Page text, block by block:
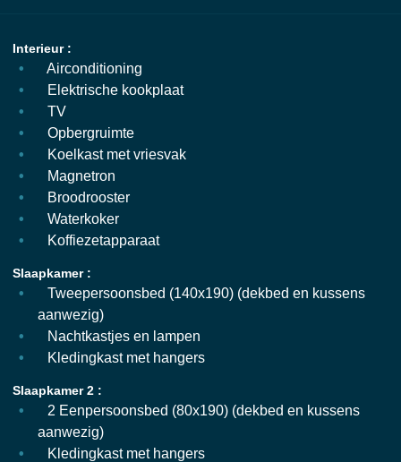
Interieur :
Airconditioning
Elektrische kookplaat
TV
Opbergruimte
Koelkast met vriesvak
Magnetron
Broodrooster
Waterkoker
Koffiezetapparaat
Slaapkamer :
Tweepersoonsbed (140x190) (dekbed en kussens
aanwezig)
Nachtkastjes en lampen
Kledingkast met hangers
Slaapkamer 2 :
2 Eenpersoonsbed (80x190) (dekbed en kussens
aanwezig)
Kledingkast met hangers